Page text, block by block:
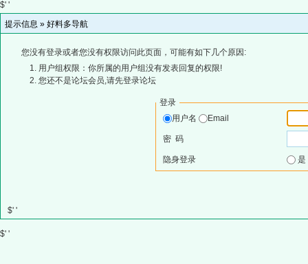
$' '
提示信息 » 好料多导航
您没有登录或者您没有权限访问此页面，可能有如下几个原因:
用户组权限：你所属的用户组没有发表回复的权限!
您还不是论坛会员,请先登录论坛
登录
用户名
Email
密 码
隐身登录
$' '
$' '